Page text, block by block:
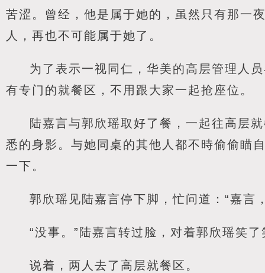
苦涩。曾经，他是属于她的，虽然只有那一
人，再也不可能属于她了。
为了表示一视同仁，华美的高层管理人
有专门的就餐区，不用跟大家一起抢座位。
陆嘉言与郭欣瑶取好了餐，一起往高层
悉的身影。与她同桌的其他人都不時偷偷瞄
一下。
郭欣瑶见陆嘉言停下脚，忙问道：“嘉言
“没事。”陆嘉言转过脸，对着郭欣瑶笑了
说着，两人去了高层就餐区。